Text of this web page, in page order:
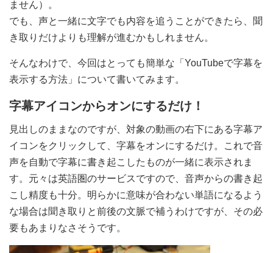
ません）。
でも、声と一緒に文字でも内容を追うことができたら、聞
き取りだけよりも理解が進むかもしれません。
そんなわけで、今回はとっても簡単な「YouTubeで字幕を
表示する方法」について書いてみます。
字幕アイコンからオンにするだけ！
見出しのままなのですが、対象の動画の右下にある字幕ア
イコンをクリックして、字幕をオンにするだけ。これで音
声を自動で字幕に書き起こしたものが一緒に表示されま
す。元々は英語圏のサービスですので、音声からの書き起
こし精度も十分。明らかに意味が合わない単語になるよう
な場合は聞き取りと前後の文脈で補うわけですが、その必
要もあまりなさそうです。